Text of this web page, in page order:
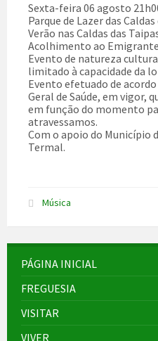
Sexta-feira 06 agosto
Parque de Lazer das
Verão nas Caldas das
Acolhimento ao
Evento de natureza
limitado à capacidade da
Evento efetuado de
Geral de Saúde, em vigor,
em função do momento
atravessamos.
Com o apoio do Município
Termal.
Música
PÁGINA INICIAL
FREGUESIA
VISITAR
VIVER